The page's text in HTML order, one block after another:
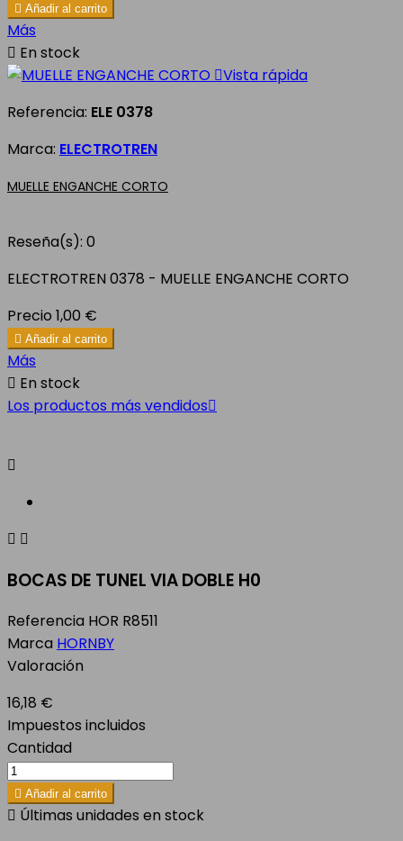
 Añadir al carrito
Más
 En stock
Vista rápida
Referencia: ELE 0378
Marca: ELECTROTREN
MUELLE ENGANCHE CORTO
Reseña(s): 0
ELECTROTREN 0378 - MUELLE ENGANCHE CORTO
Precio 1,00 €
 Añadir al carrito
Más
 En stock
Los productos más vendidos

 
BOCAS DE TUNEL VIA DOBLE H0
Referencia HOR R8511
Marca HORNBY
Valoración
16,18 €
Impuestos incluidos
Cantidad
 Añadir al carrito
 Últimas unidades en stock